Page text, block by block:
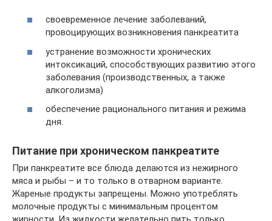
своевременное лечение заболеваний,
провоцирующих возникновения панкреатита
устранение возможности хронических
интоксикаций, способствующих развитию этого
заболевания (производственных, а также
алкоголизма)
обеспечение рационального питания и режима
дня.
Питание при хроническом панкреатите
При панкреатите все блюда делаются из нежирного
мяса и рыбы – и то только в отварном варианте.
Жареные продукты запрещены. Можно употреблять
молочные продукты с минимальным процентом